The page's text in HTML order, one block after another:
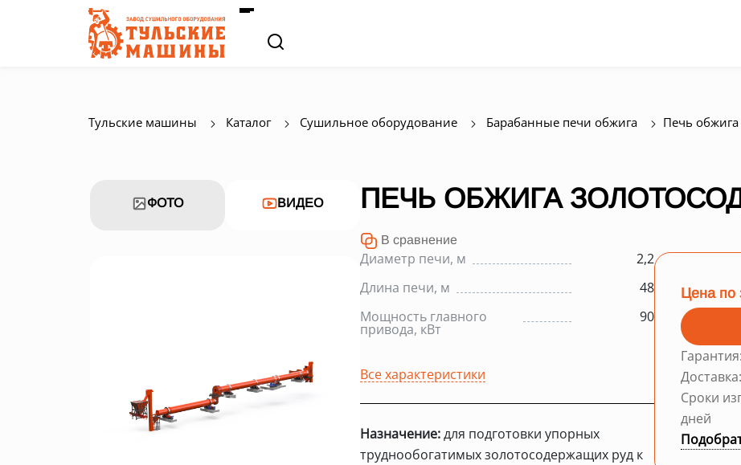
Тульские машины Каталог Сушильное оборудование Барабанные печи обжига Печь
ФОТО ВИДЕО ПЕЧЬ ОБЖИГА
В сравнение
Диаметр печи, м
2,2
Длина печи, м
48
Мощность главного
привода, кВт
90
Все характеристики
Назначение:для подготовки упорных
труднообогатимых золотосодержащих руд к
Цена по
Сроки
дней